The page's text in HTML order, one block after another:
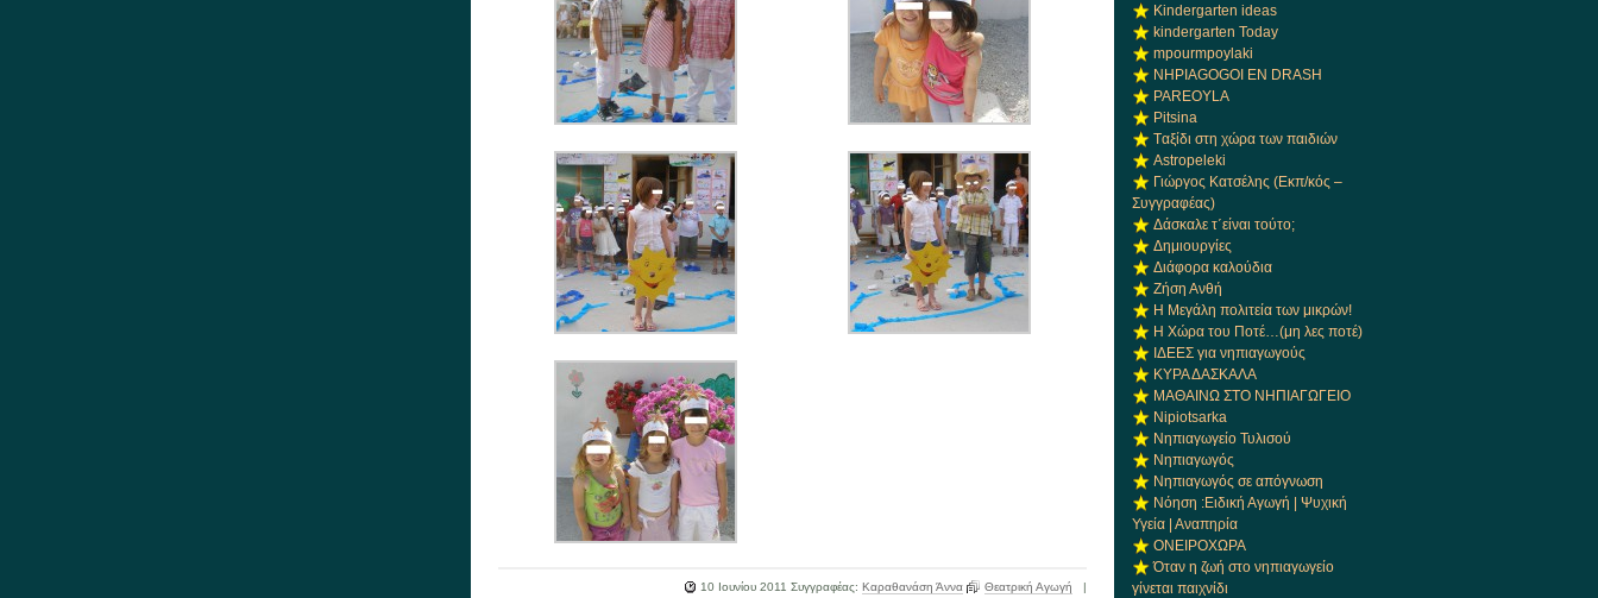
10 Ιουνίου 2011 Συγγραφέας: Καραθανάση Άννα Θεατρική Αγωγή |
Kindergarten ideas
kindergarten Today
mpourmpoylaki
NHPIAGOGOI EN DRASH
PAREOYLA
Pitsina
Tαξίδι στη χώρα των παιδιών
Αstropeleki
Γιώργος Κατσέλης (Εκπ/κός –
Συγγραφέας)
Δάσκαλε τ΄είναι τούτο;
Δημιουργίες
Διάφορα καλούδια
Ζήση Ανθή
Η Μεγάλη πολιτεία των μικρών!
Η Χώρα του Ποτέ…(μη λες ποτέ)
ΙΔΕΕΣ για νηπιαγωγούς
ΚΥΡΑ ΔΑΣΚΑΛΑ
ΜΑΘΑΙΝΩ ΣΤΟ ΝΗΠΙΑΓΩΓΕΙΟ
Νipiotsarka
Νηπιαγωγείο Τυλισού
Νηπιαγωγός
Νηπιαγωγός σε απόγνωση
Νόηση :Ειδική Αγωγή | Ψυχική
Υγεία | Αναπηρία
ΟΝΕΙΡΟΧΩΡΑ
Όταν η ζωή στο νηπιαγωγείο
γίνεται παιχνίδι